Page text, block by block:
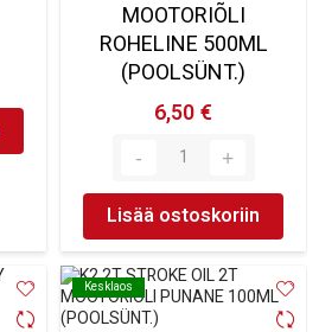
MOOTORIÕLI
ROHELINE 500ML
(POOLSÜNT.)
6,50 €
Lisää ostoskoriin
Kesklaos
Kesklaos